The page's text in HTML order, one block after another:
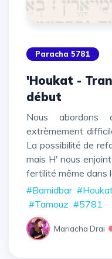
Paracha 5781
'Houkat - Transformer la fin en
début
Nous abordons dans ce cours un sujet
extrèmement
La possibilité de
mais H' nous
fertilité même dans
#Bamidbar
#Tamouz #5781
Mariacha Drai